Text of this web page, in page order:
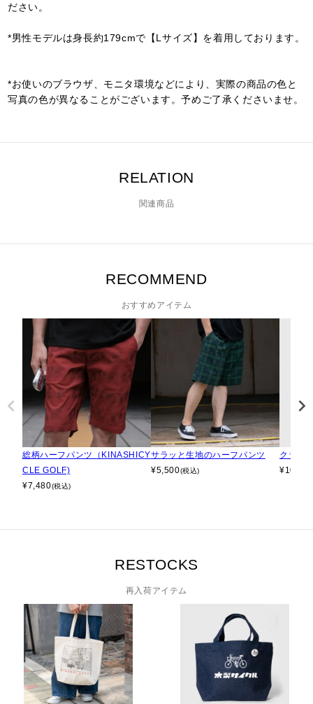
ださい。
*男性モデルは身長約179cmで【Lサイズ】を着用しております。
*お使いのブラウザ、モニタ環境などにより、実際の商品の色と
写真の色が異なることがございます。予めご了承くださいませ。
RELATION
関連商品
RECOMMEND
おすすめアイテム
総柄ハーフパンツ（KINASHICY
CLE GOLF)
¥7,480(税込)
サラッと生地のハーフパンツ
¥5,500(税込)
クライ
¥
RESTOCKS
再入荷アイテム